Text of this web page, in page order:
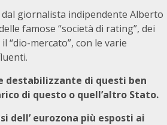
giornalista indipendente Alberto
famose “società di rating”, dei
mercato”, con le varie
destabilizzante di questi ben
di questo o quell’altro Stato.
dell’ eurozona più esposti ai